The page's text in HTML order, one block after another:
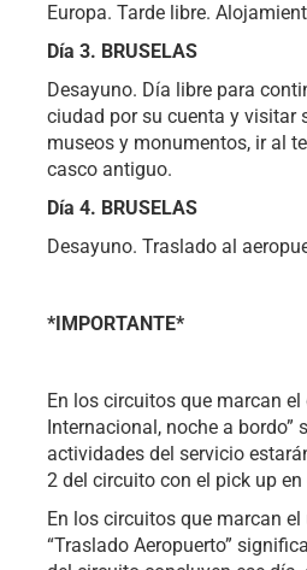
Europa. Tarde libre.
Día 3. BRUSELAS
Desayuno. Día libre para
ciudad por su cuenta y visitar
museos y monumentos, ir al
casco antiguo.
Día 4. BRUSELAS
Desayuno. Traslado al
*IMPORTANTE*
En los circuitos que marcan el
Internacional, noche a bordo”
actividades del servicio
2 del circuito con el pick up en
En los circuitos que marcan
“Traslado Aeropuerto”